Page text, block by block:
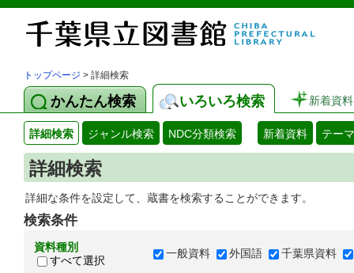
トップページ > 詳細検索
かんたん検索 いろいろ検索 新着資料
詳細検索 ジャンル検索 NDC分類検索 新着資料 テー
詳細検索
詳細な条件を設定して、蔵書を検索することができます。
検索条件
資料種別
すべて選択
一般資料 外国語 千葉県資料